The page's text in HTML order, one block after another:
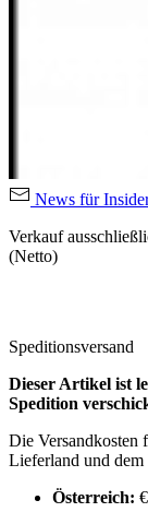
News für
Verkauf
(Netto)
Speditionsversand
Dieser Artikel ist
Spedition
Die Versandkosten
Lieferland und dem
Österreich: